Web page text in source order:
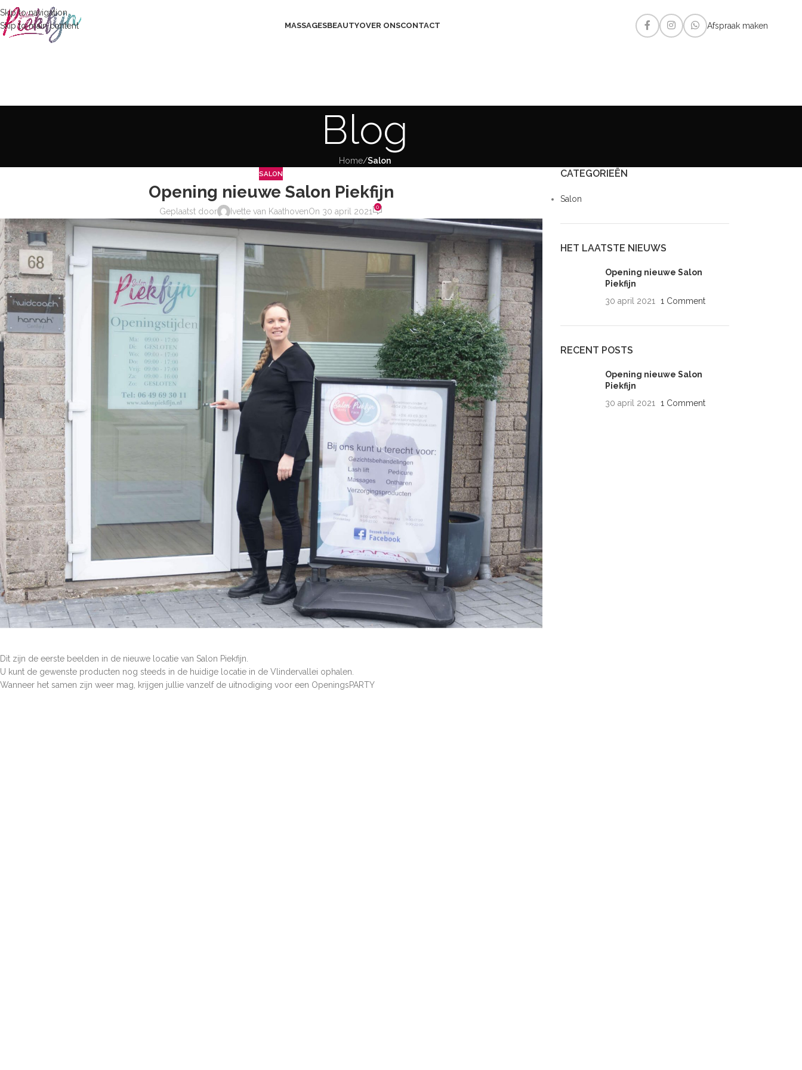
Skip to navigation
Skip to main content
MASSAGESBEAUTYOVER ONSCONTACT Afspraak maken
Blog
Home/Salon
SALON
Opening nieuwe Salon Piekfijn
Geplaatst door Ivette van KaathovenOn 30 april 2021 0
Dit zijn de eerste beelden in de nieuwe locatie van Salon Piekfijn.
U kunt de gewenste producten nog steeds in de huidige locatie in de Vlindervallei ophalen.
Wanneer het samen zijn weer mag, krijgen jullie vanzelf de uitnodiging voor een OpeningsPARTY
CATEGORIEËN
Salon
HET LAATSTE NIEUWS
Opening nieuwe Salon
Piekfijn
30 april 2021
1 Comment
RECENT POSTS
Opening nieuwe Salon
Piekfijn
30 april 2021
1 Comment